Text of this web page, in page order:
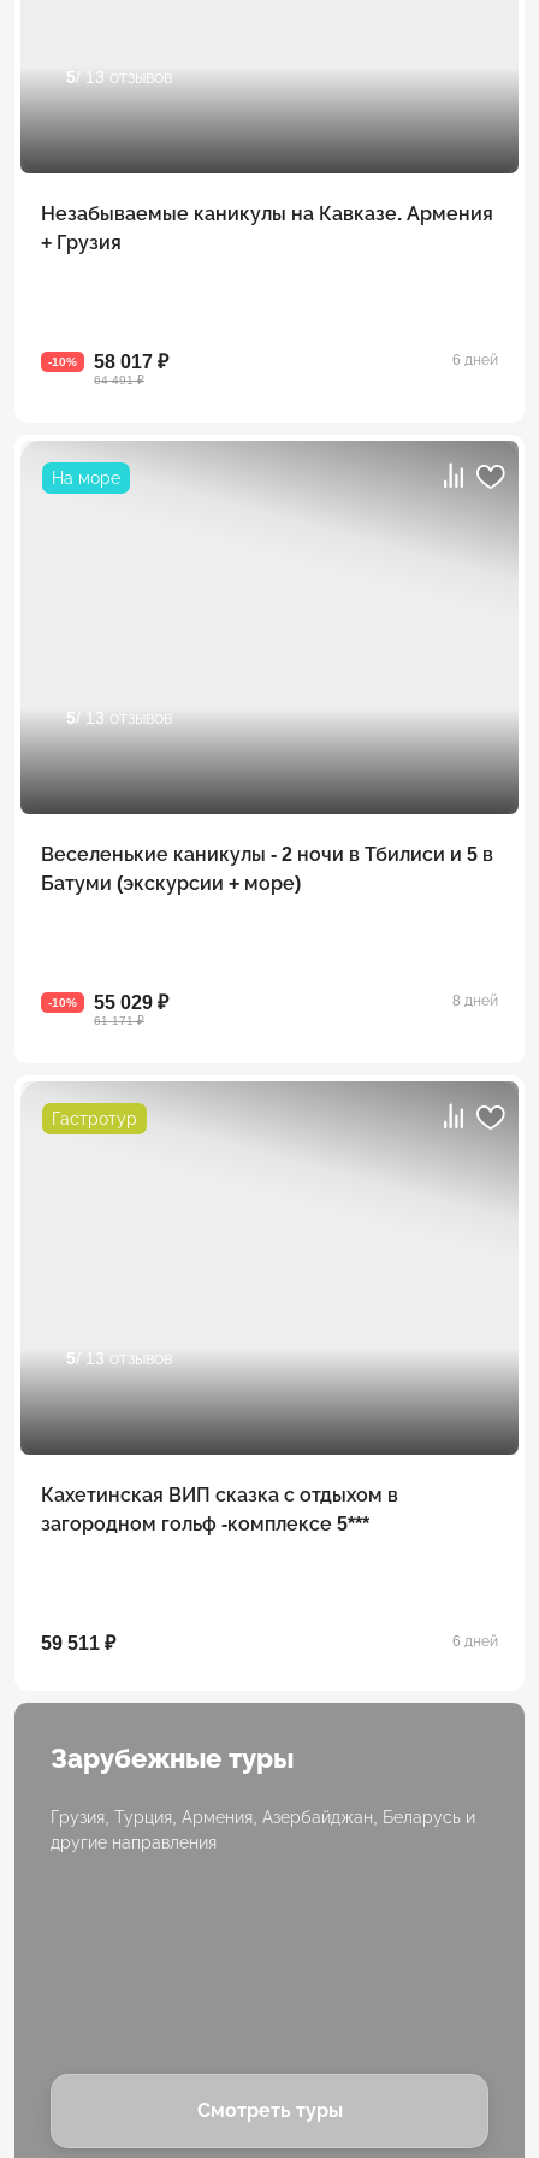
5/ 13 отзывов
Незабываемые каникулы на Кавказе. Армения
+ Грузия
-10% 58 017 ₽
64 491 ₽
6 дней
На море
5/ 13 отзывов
Веселенькие каникулы - 2 ночи в Тбилиси и 5 в
Батуми (экскурсии + море)
-10% 55 029 ₽
61 171 ₽
8 дней
Гастротур
5/ 13 отзывов
Кахетинская ВИП сказка с отдыхом в
загородном гольф -комплексе 5***
59 511 ₽ 6 дней
Зарубежные туры
Грузия, Турция, Армения, Азербайджан, Беларусь и
другие направления
Смотреть туры